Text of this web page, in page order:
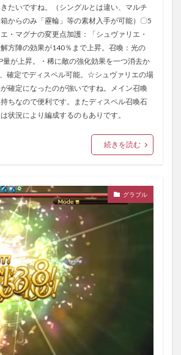
たいですね。（シングルとは違い、マルチ
からのみ「靂輪」等の素材入手が可能）〇5
・マグナの変更点加護：「シュヴァリエ・
方陣の効果が140％まで上昇。召喚：光の
量が上昇。・稀に敵の強化効果を一つ消去か
確定でディスペル可能。☆シュヴァリエの場
確定になったのが強いですね。メイン召喚
ちなので便利です。またディスペル召喚石
状況により編成するのもありです。
続きを読む
グラブル